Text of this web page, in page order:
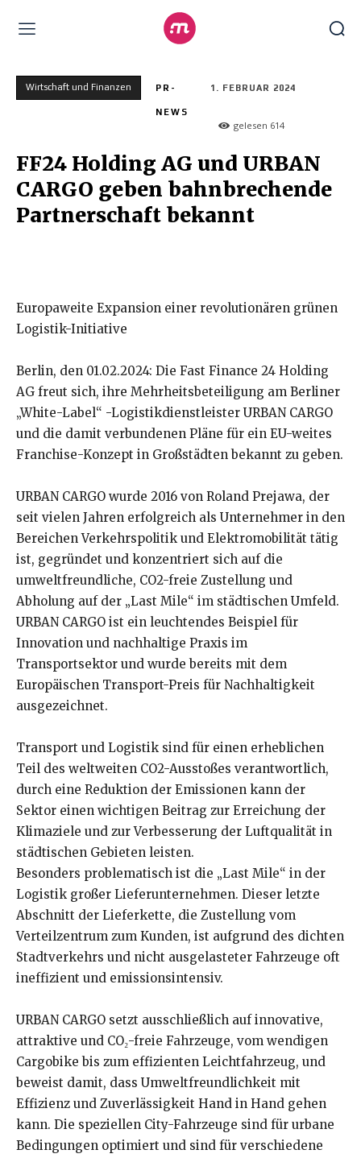
Wirtschaft und Finanzen PR-
NEWS
1. FEBRUAR 2024
gelesen 614
FF24 Holding AG und URBAN
CARGO geben bahnbrechende
Partnerschaft bekannt
Europaweite Expansion einer revolutionären grünen
Logistik-Initiative
Berlin, den 01.02.2024: Die Fast Finance 24 Holding
AG freut sich, ihre Mehrheitsbeteiligung am Berliner
„White-Label“ -Logistikdienstleister URBAN CARGO
und die damit verbundenen Pläne für ein EU-weites
Franchise-Konzept in Großstädten bekannt zu geben.
URBAN CARGO wurde 2016 von Roland Prejawa, der
seit vielen Jahren erfolgreich als Unternehmer in den
Bereichen Verkehrspolitik und Elektromobilität tätig
ist, gegründet und konzentriert sich auf die
umweltfreundliche, CO2-freie Zustellung und
Abholung auf der „Last Mile“ im städtischen Umfeld.
URBAN CARGO ist ein leuchtendes Beispiel für
Innovation und nachhaltige Praxis im
Transportsektor und wurde bereits mit dem
Europäischen Transport-Preis für Nachhaltigkeit
ausgezeichnet.
Transport und Logistik sind für einen erheblichen
Teil des weltweiten CO2-Ausstoßes verantwortlich,
durch eine Reduktion der Emissionen kann der
Sektor einen wichtigen Beitrag zur Erreichung der
Klimaziele und zur Verbesserung der Luftqualität in
städtischen Gebieten leisten.
Besonders problematisch ist die „Last Mile“ in der
Logistik großer Lieferunternehmen. Dieser letzte
Abschnitt der Lieferkette, die Zustellung vom
Verteilzentrum zum Kunden, ist aufgrund des dichten
Stadtverkehrs und nicht ausgelasteter Fahrzeuge oft
ineffizient und emissionsintensiv.
URBAN CARGO setzt ausschließlich auf innovative,
attraktive und CO₂-freie Fahrzeuge, vom wendigen
Cargobike bis zum effizienten Leichtfahrzeug, und
beweist damit, dass Umweltfreundlichkeit mit
Effizienz und Zuverlässigkeit Hand in Hand gehen
kann. Die speziellen City-Fahrzeuge sind für urbane
Bedingungen optimiert und sind für verschiedene